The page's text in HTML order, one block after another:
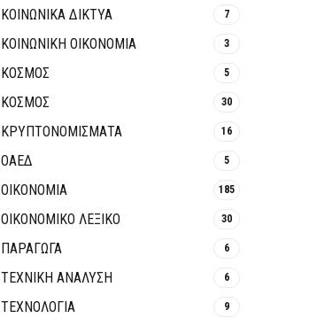
ΚΟΙΝΩΝΙΚΆ ΔΊΚΤΥΑ 7
ΚΟΙΝΩΝΙΚΉ ΟΙΚΟΝΟΜΊΑ 3
ΚΟΣΜΟΣ 5
ΚΟΣΜΟΣ 30
ΚΡΥΠΤΟΝΟΜΊΣΜΑΤΑ 16
ΟΑΕΔ 5
ΟΙΚΟΝΟΜΙΑ 185
ΟΙΚΟΝΟΜΙΚΟ ΛΕΞΙΚΟ 30
ΠΑΡΑΓΩΓΑ 6
ΤΕΧΝΙΚΗ ΑΝΑΛΥΣΗ 6
ΤΕΧΝΟΛΟΓΙΑ 9